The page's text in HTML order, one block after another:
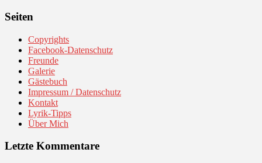
Seiten
Copyrights
Facebook-Datenschutz
Freunde
Galerie
Gästebuch
Impressum / Datenschutz
Kontakt
Lyrik-Tipps
Über Mich
Letzte Kommentare